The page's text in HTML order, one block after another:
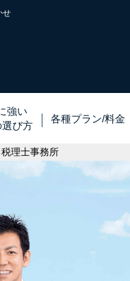
せ
強い
選び方
各種プラン/料金
理士事務所